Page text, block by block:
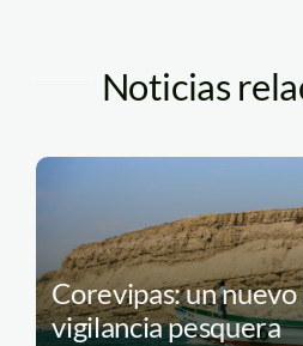
Noticias
Corevipas: un
vigilancia pesquera